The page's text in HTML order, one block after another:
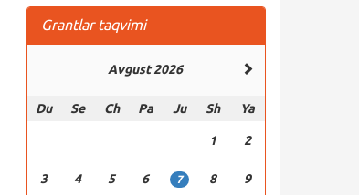
Grantlar taqvimi
Avgust 2026
Du Se Ch Pa Ju Sh Ya
1 2
3 4 5 6 7 8 9